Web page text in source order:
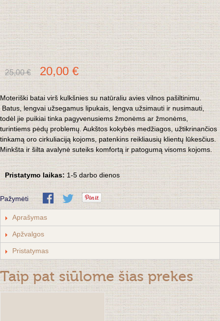
25,00 € 20,00 €
Moteriški batai virš kulkšnies su natūraliu avies vilnos pašiltinimu.
Batus, lengvai užsegamus lipukais, lengva užsimauti ir nusimauti,
todėl jie puikiai tinka pagyvenusiems žmonėms ar žmonėms,
turintiems pėdų problemų. Aukštos kokybės medžiagos, užtikrinančios
tinkamą oro cirkuliaciją kojoms, patenkins reikliausių klientų lūkesčius.
Minkšta ir šilta avalynė suteiks komfortą ir patogumą visoms kojoms.
Pristatymo laikas:1-5 darbo dienos
Pažymėti
Aprašymas
Apžvalgos
Pristatymas
Taip pat siūlome šias prekes